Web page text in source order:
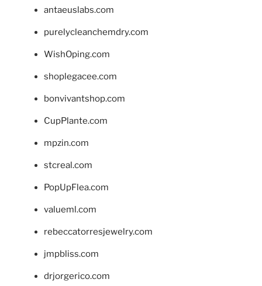
antaeuslabs.com
purelycleanchemdry.com
WishOping.com
shoplegacee.com
bonvivantshop.com
CupPlante.com
mpzin.com
stcreal.com
PopUpFlea.com
valueml.com
rebeccatorresjewelry.com
jmpbliss.com
drjorgerico.com